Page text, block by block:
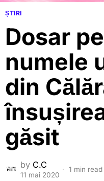
ȘTIRI
Dosar
numele
din
găsit
by C.C
11 mai 2020
1 min read